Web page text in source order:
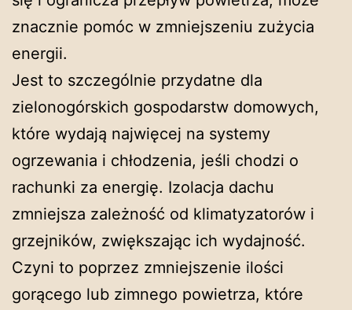
znacznie pomóc w zmniejszeniu zużycia
energii.
Jest to szczególnie przydatne dla
zielonogórskich gospodarstw domowych,
które wydają najwięcej na systemy
ogrzewania i chłodzenia, jeśli chodzi o
rachunki za energię. Izolacja dachu
zmniejsza zależność od klimatyzatorów i
grzejników, zwiększając ich wydajność.
Czyni to poprzez zmniejszenie ilości
gorącego lub zimnego powietrza, które